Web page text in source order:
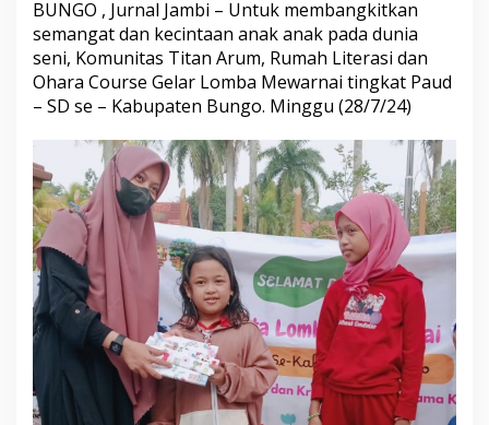
e
r
a
s
d
a
n
O
h
a
r
a
C
o
u
r
s
e
G
e
BUNGO , Jurnal Jambi – Untuk membangkitkan
semangat dan kecintaan anak anak pada dunia
seni, Komunitas Titan Arum, Rumah Literasi dan
Ohara Course Gelar Lomba Mewarnai tingkat Paud
– SD se – Kabupaten Bungo. Minggu (28/7/24)